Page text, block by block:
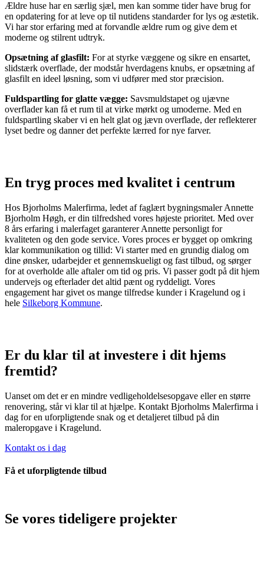
Ældre huse har en særlig sjæl, men kan somme tider have brug for
en opdatering for at leve op til nutidens standarder for lys og æstetik.
Vi har stor erfaring med at forvandle ældre rum og give dem et
moderne og stilrent udtryk.
Opsætning af glasfilt: For at styrke væggene og sikre en ensartet,
slidstærk overflade, der modstår hverdagens knubs, er opsætning af
glasfilt en ideel løsning, som vi udfører med stor præcision.
Fuldspartling for glatte vægge: Savsmuldstapet og ujævne
overflader kan få et rum til at virke mørkt og umoderne. Med en
fuldspartling skaber vi en helt glat og jævn overflade, der reflekterer
lyset bedre og danner det perfekte lærred for nye farver.
En tryg proces med kvalitet i centrum
Hos Bjorholms Malerfirma, ledet af faglært bygningsmaler Annette
Bjorholm Høgh, er din tilfredshed vores højeste prioritet. Med over
8 års erfaring i malerfaget garanterer Annette personligt for
kvaliteten og den gode service. Vores proces er bygget op omkring
klar kommunikation og tillid: Vi starter med en grundig dialog om
dine ønsker, udarbejder et gennemskueligt og fast tilbud, og sørger
for at overholde alle aftaler om tid og pris. Vi passer godt på dit hjem
undervejs og efterlader det altid pænt og ryddeligt. Vores
engagement har givet os mange tilfredse kunder i Kragelund og i
hele Silkeborg Kommune.
Er du klar til at investere i dit hjems
fremtid?
Uanset om det er en mindre vedligeholdelsesopgave eller en større
renovering, står vi klar til at hjælpe. Kontakt Bjorholms Malerfirma i
dag for en uforpligtende snak og et detaljeret tilbud på din
maleropgave i Kragelund.
Kontakt os i dag
Få et uforpligtende tilbud
Se vores tideligere projekter